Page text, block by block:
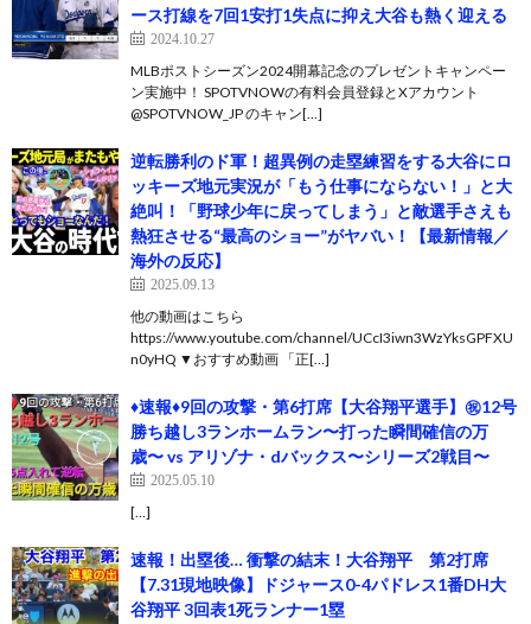
ース打線を7回1安打1失点に抑え大谷も熱く迎える
2024.10.27
MLBポストシーズン2024開幕記念のプレゼントキャンペー
ン実施中！ SPOTVNOWの有料会員登録とXアカウント
@SPOTVNOW_JP のキャン[…]
逆転勝利のド軍！超異例の走塁練習をする大谷にロ
ッキーズ地元実況が「もう仕事にならない！」と大
絶叫！「野球少年に戻ってしまう」と敵選手さえも
熱狂させる“最高のショー”がヤバい！【最新情報／
海外の反応】
2025.09.13
他の動画はこちら
https://www.youtube.com/channel/UCcI3iwn3WzYksGPFXU
n0yHQ ▼おすすめ動画 「正[…]
♦️速報♦️9回の攻撃・第6打席【大谷翔平選手】㊗️12号
勝ち越し3ランホームラン〜打った瞬間確信の万
歳〜 vs アリゾナ・dバックス〜シリーズ2戦目〜
2025.05.10
[…]
速報！出塁後… 衝撃の結末！大谷翔平 第2打席
【7.31現地映像】ドジャース0-4パドレス1番DH大
谷翔平 3回表1死ランナー1塁